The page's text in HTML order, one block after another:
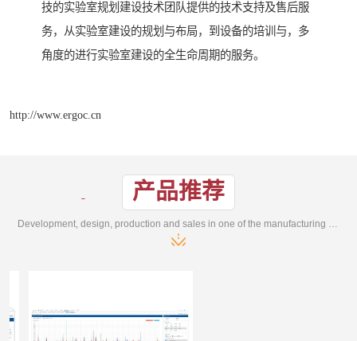
技的实验室规划建设技术团队提供的技术支持及售后服
务，从实验室建设的规划与布局，到设备的培训与，多
角度的进行实验室建设的全生命周期的服务。
http://www.ergoc.cn
产品推荐